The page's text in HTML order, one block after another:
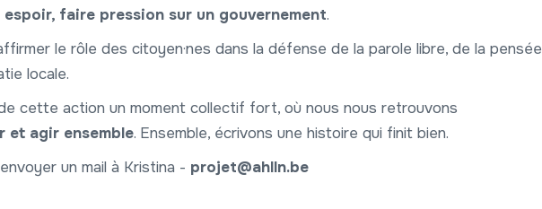
espoir, faire pression sur un gouvernement.
le rôle des citoyen·nes dans la défense de la parole libre, de la pensée
locale.
cette action un moment collectif fort, où nous nous retrouvons
et agir ensemble. Ensemble, écrivons une histoire qui finit bien.
un mail à Kristina - projet@ahlln.be